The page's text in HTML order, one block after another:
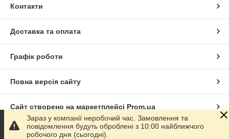
Контакти
Доставка та оплата
Графік роботи
Повна версія сайту
Сайт створено на маркетплейсі Prom.ua
Політика конфіденційності
Зараз у компанії неробочий час. Замовлення та
повідомлення будуть оброблені з 10:00 найближчого
робочого дня (сьогодні).